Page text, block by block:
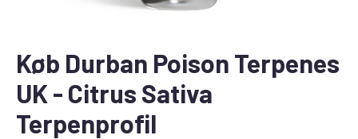
Køb Durban Poison Terpenes
UK - Citrus Sativa
Terpenprofil